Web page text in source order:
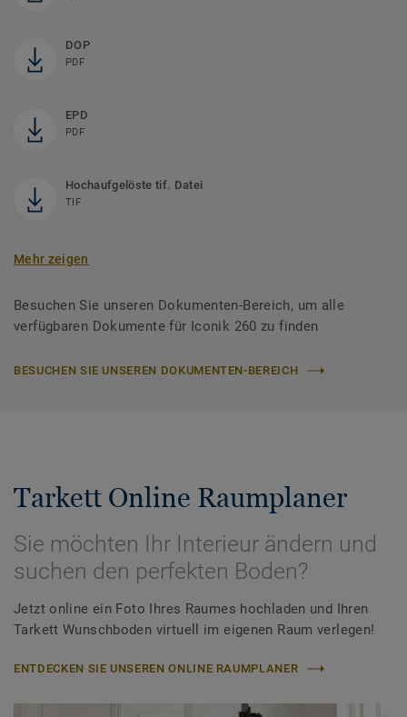
DOP
PDF
EPD
PDF
Hochaufgelöste tif. Datei
TIF
Mehr zeigen
Besuchen Sie unseren Dokumenten-Bereich, um alle
verfügbaren Dokumente für Iconik 260 zu finden
BESUCHEN SIE UNSEREN DOKUMENTEN-BEREICH
Tarkett Online Raumplaner
Sie möchten Ihr Interieur ändern und
suchen den perfekten Boden?
Jetzt online ein Foto Ihres Raumes hochladen und Ihren
Tarkett Wunschboden virtuell im eigenen Raum verlegen!
ENTDECKEN SIE UNSEREN ONLINE RAUMPLANER